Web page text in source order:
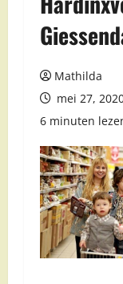
Mathilda
mei 27,
6 minuten